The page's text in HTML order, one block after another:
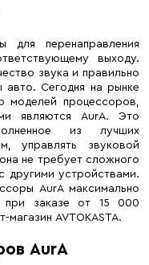
для перенаправления
выходу.
звука и правильно
авто. Сегодня на рынке
моделей процессоров,
являются AurA. Это
из лучших
управлять звуковой
не требует сложного
другими устройствами.
AurA максимально
при заказе от 15 000
AVTOKASTA.
AurA